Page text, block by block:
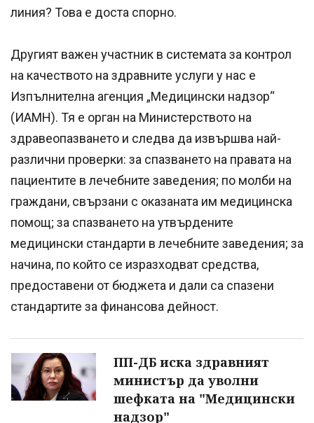
линия? Това е доста спорно.
Другият важен участник в системата за контрол
на качеството на здравните услуги у нас е
Изпълнителна агенция „Медицински надзор“
(ИАМН). Тя е орган на Министерството на
здравеопазването и следва да извършва най-
различни проверки: за спазването на правата на
пациентите в лечебните заведения; по молби на
граждани, свързани с оказаната им медицинска
помощ; за спазването на утвърдените
медицински стандарти в лечебните заведения; за
начина, по който се изразходват средства,
предоставени от бюджета и дали са спазени
стандартите за финансова дейност.
ПП-ДБ иска здравният
министър да уволни
шефката на "Медицински
надзор"